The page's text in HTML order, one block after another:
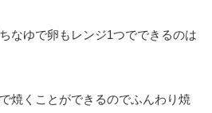
なゆで卵もレンジ1つでできるのは
焼くことができるのでふんわり焼